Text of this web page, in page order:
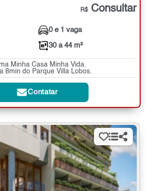
R$ Consultar
0 e 1 vaga
30 a 44 m²
Minha Casa Minha Vida.
8min do Parque Villa Lobos.
Contatar